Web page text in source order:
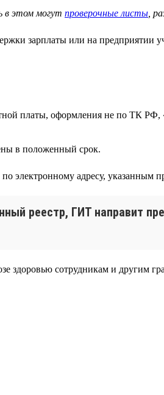
в этом могут проверочные листы ,
зарплаты или на предприятии
платы, оформления не по ТК
в положенный срок.
электронному адресу, указанным
реестр, ГИТ направит
здоровью сотрудникам и другим